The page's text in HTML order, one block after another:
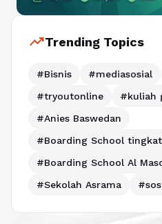
trending_upTrending Topics
#Bisnis #mediasosial
#tryoutonline
#kuliah
#Anies Baswedan
#Boarding School tingkat
#Boarding School Al
#Sekolah Asrama